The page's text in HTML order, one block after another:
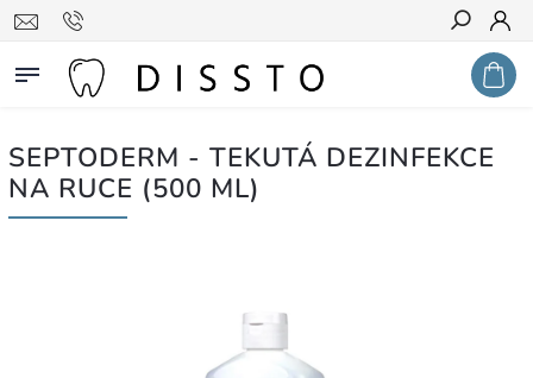
Hledat
SEPTODERM - TEKUTÁ DEZINFEKCE
NA RUCE (500 ML)